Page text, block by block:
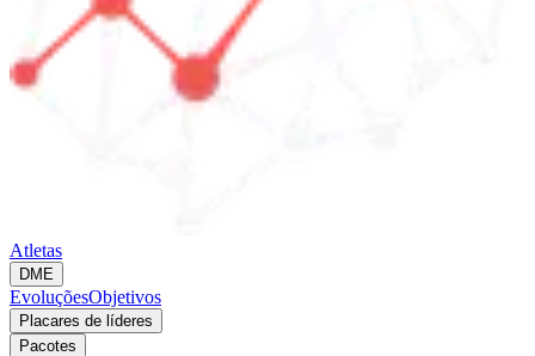
Atletas
DME
EvoluçõesObjetivos
Placares de líderes
Pacotes